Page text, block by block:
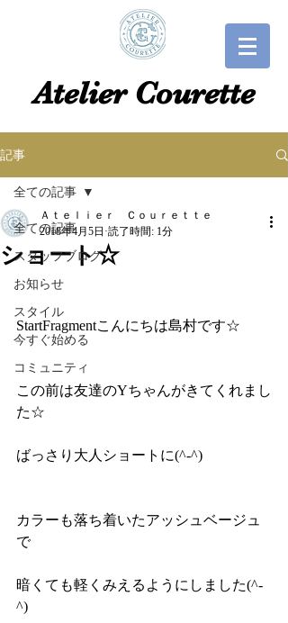
​​Atelier Courette​
記事
全ての記事
スタッフブログ
お知らせ
スタイル
今すぐ始める
コミュニティ
全ての記事
ショート☆
Ａｔｅｌｉｅｒ Ｃｏｕｒｅｔｔｅ
2018年4月5日 読了時間: 1分
StartFragmentこんにちは島村です☆
この前は友達のYちゃんがきてくれまし
た☆
ばっさり大人ショートに(^-^)
カラーも落ち着いたアッシュベージュ
で
暗くても軽くみえるようにしました(^-
^)